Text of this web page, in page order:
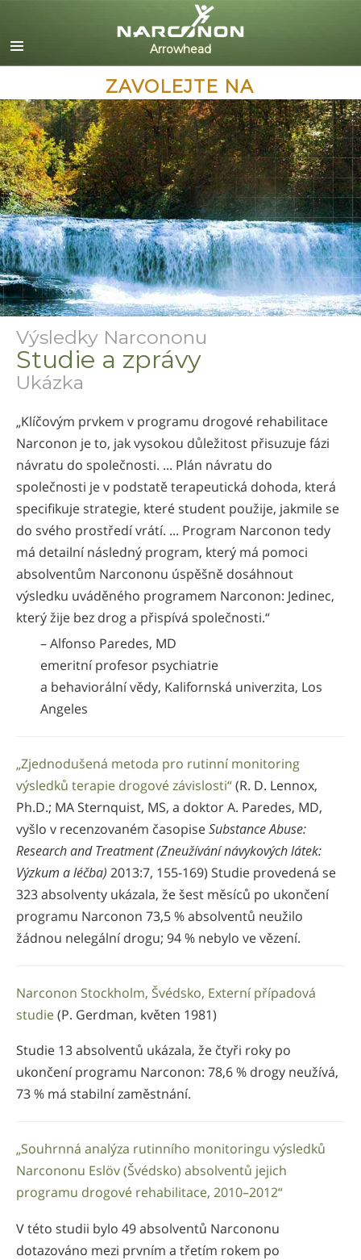
Dansk
Deutsch
Ελληνικά (Greek)
Español
Français
Hebrew
Magyar
Italiano
日本語 (Japanese)
Nederlands
Norsk
Portuguès
Русский (Russian)
Ukrainian
Čeština
Turkish
ZAVOLEJTE NA
Výsledky Narcononu
Studie a zprávy
Ukázka
„Klíčovým prvkem v programu drogové rehabilitace
Narconon je to, jak vysokou důležitost přisuzuje fázi
návratu do společnosti. ... Plán návratu do
společnosti je v podstatě terapeutická dohoda, která
specifikuje strategie, které student použije, jakmile se
do svého prostředí vrátí. ... Program Narconon tedy
má detailní následný program, který má pomoci
absolventům Narcononu úspěšně dosáhnout
výsledku uváděného programem Narconon: Jedinec,
který žije bez drog a přispívá společnosti.“
– Alfonso Paredes, MD
emeritní profesor psychiatrie
a behaviorální vědy, Kalifornská univerzita, Los
Angeles
„Zjednodušená metoda pro rutinní monitoring
výsledků terapie drogové závislosti“(R. D. Lennox,
Ph.D.; MA Sternquist, MS, a doktor A. Paredes, MD,
vyšlo v recenzovaném časopiseSubstance Abuse:
Research and Treatment (Zneužívání návykových látek:
Výzkum a léčba) 2013:7, 155-169) Studie provedená se
323 absolventy ukázala, že šest měsíců po ukončení
programu Narconon 73,5 % absolventů neužilo
žádnou nelegální drogu; 94 % nebylo ve vězení.
Narconon Stockholm, Švédsko, Externí případová
studie(P. Gerdman, květen 1981)
Studie 13 absolventů ukázala, že čtyři roky po
ukončení programu Narconon: 78,6 % drogy neužívá,
73 % má stabilní zaměstnání.
„Souhrnná analýza rutinního monitoringu výsledků
Narcononu Eslöv (Švédsko) absolventů jejich
programu drogové rehabilitace, 2010–2012“
V této studii bylo 49 absolventů Narcononu
dotazováno mezi prvním a třetím rokem po